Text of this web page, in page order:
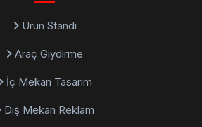
Ürün Standı
Araç Giydirme
İç Mekan Tasarım
Dış Mekan Reklam